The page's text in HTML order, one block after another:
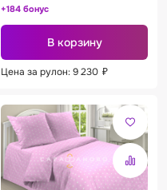
+184 бонус
В корзину
Цена за рулон: 9 230 ₽